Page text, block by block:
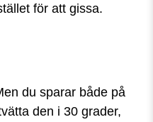
för att gissa.
du sparar både på
den i 30 grader,